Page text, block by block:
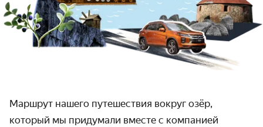
Маршрут нашего путешествия вокруг озёр,
который мы придумали вместе с компанией